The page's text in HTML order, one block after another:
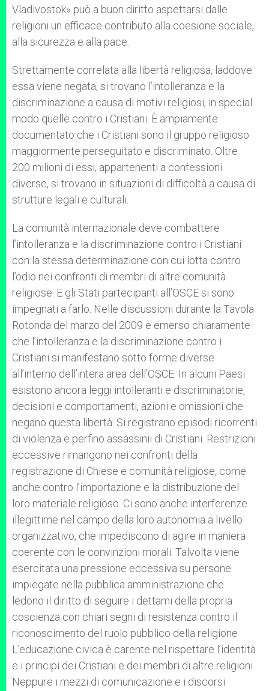
Vladivostok» può a buon diritto aspettarsi dalle
religioni un efficace contributo alla coesione sociale,
alla sicurezza e alla pace.
Strettamente correlata alla libertà religiosa, laddove
essa viene negata, si trovano l’intolleranza e la
discriminazione a causa di motivi religiosi, in special
modo quelle contro i Cristiani. È ampiamente
documentato che i Cristiani sono il gruppo religioso
maggiormente perseguitato e discriminato. Oltre
200 milioni di essi, appartenenti a confessioni
diverse, si trovano in situazioni di difficoltà a causa di
strutture legali e culturali.
La comunità internazionale deve combattere
l’intolleranza e la discriminazione contro i Cristiani
con la stessa determinazione con cui lotta contro
l’odio nei confronti di membri di altre comunità
religiose. E gli Stati partecipanti all’OSCE si sono
impegnati a farlo. Nelle discussioni durante la Tavola
Rotonda del marzo del 2009 è emerso chiaramente
che l’intolleranza e la discriminazione contro i
Cristiani si manifestano sotto forme diverse
all’interno dell’intera area dell’OSCE. In alcuni Paesi
esistono ancora leggi intolleranti e discriminatorie,
decisioni e comportamenti, azioni e omissioni che
negano questa libertà. Si registrano episodi ricorrenti
di violenza e perfino assassinii di Cristiani. Restrizioni
eccessive rimangono nei confronti della
registrazione di Chiese e comunità religiose, come
anche contro l’importazione e la distribuzione del
loro materiale religioso. Ci sono anche interferenze
illegittime nel campo della loro autonomia a livello
organizzativo, che impediscono di agire in maniera
coerente con le convinzioni morali. Talvolta viene
esercitata una pressione eccessiva su persone
impiegate nella pubblica amministrazione che
ledono il diritto di seguire i dettami della propria
coscienza con chiari segni di resistenza contro il
riconoscimento del ruolo pubblico della religione
L’educazione civica è carente nel rispettare l’identità
e i principi dei Cristiani e dei membri di altre religioni.
Neppure i mezzi di comunicazione e i discorsi